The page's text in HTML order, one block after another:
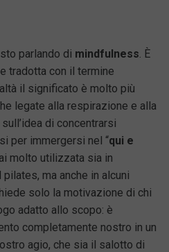
parlando di mindfulness. È
tradotta con il termine
il significato è molto più
legate alla respirazione e alla
di concentrarsi
per immergersi nel “qui e
molto utilizzata sia in
ma anche in alcuni
solo la motivazione di chi
adatto allo scopo: è
completamente nostro in un
agio, che sia il salotto di